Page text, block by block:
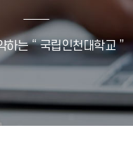
하는 “ 국립인천대학교 ”